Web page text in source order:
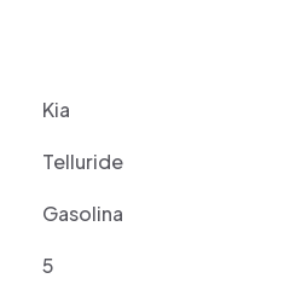
Kia
Telluride
Gasolina
5